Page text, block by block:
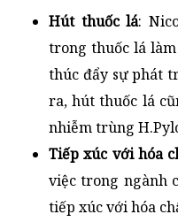
Hút thuốc lá:
trong thuốc lá
thúc đẩy sự phát
ra, hút thuốc lá
nhiễm trùng
Tiếp xúc với hóa
việc trong ngành
tiếp xúc với hóa